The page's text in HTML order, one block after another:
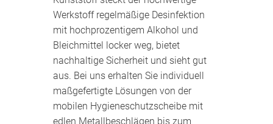
Werkstoff regelmäßige Desinfektion
mit hochprozentigem Alkohol und
Bleichmittel locker weg, bietet
nachhaltige Sicherheit und sieht gut
aus. Bei uns erhalten Sie individuell
maßgefertigte Lösungen von der
mobilen Hygieneschutzscheibe mit
edlen Metallbeschlägen bis zum